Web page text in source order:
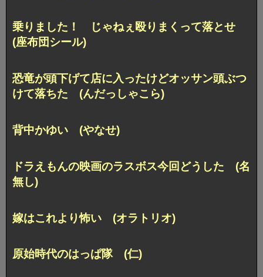
乗りました！ じゃねぇ殴りまくって落とせ
(座布団シール)
恐竜が頭下げて店に入ったけどオッサン頭ぶつ
けて落ちた (んだっしゃこら)
背中かゆい (やなせ)
ドラえもんの映画のラスボス今回どうした (名
無し)
嫁はこれより怖い (オラトリオ)
原始時代のはっぱ隊 (仁)